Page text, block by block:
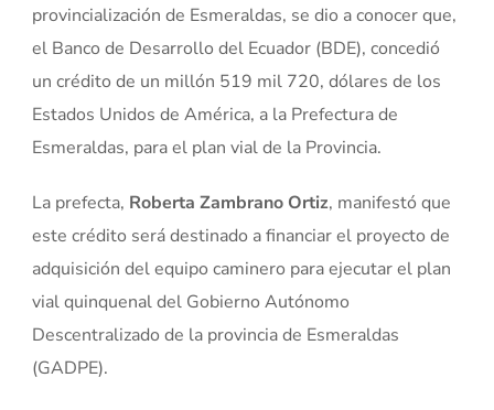
provincialización de Esmeraldas, se dio a conocer que,
el Banco de Desarrollo del Ecuador (BDE), concedió
un crédito de un millón 519 mil 720, dólares de los
Estados Unidos de América, a la Prefectura de
Esmeraldas, para el plan vial de la Provincia.
La prefecta, Roberta Zambrano Ortiz, manifestó que
este crédito será destinado a financiar el proyecto de
adquisición del equipo caminero para ejecutar el plan
vial quinquenal del Gobierno Autónomo
Descentralizado de la provincia de Esmeraldas
(GADPE).